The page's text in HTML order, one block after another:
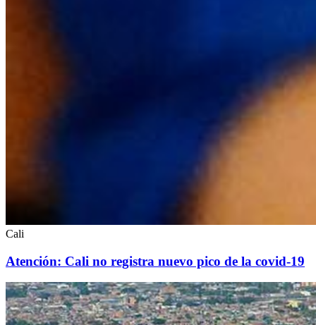
Cali
Atención: Cali no registra nuevo pico de la covid-19